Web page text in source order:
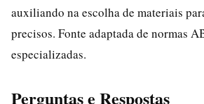
auxiliando na escolha de materiais
precisos. Fonte adaptada de normas
especializadas.
Perguntas e Respostas